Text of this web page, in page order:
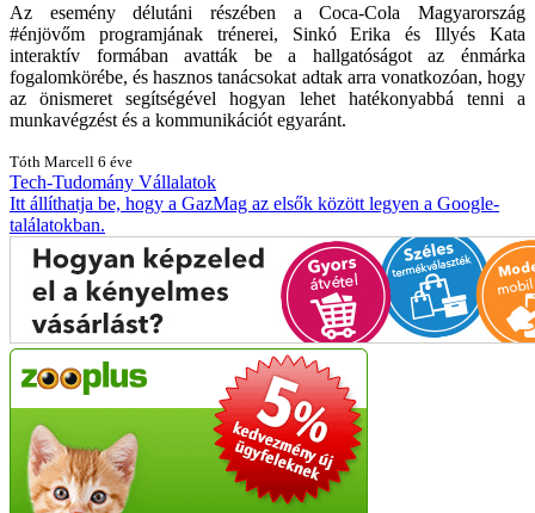
Az esemény délutáni részében a Coca-Cola Magyarország
#énjövőm programjának trénerei, Sinkó Erika és Illyés Kata
interaktív formában avatták be a hallgatóságot az énmárka
fogalomkörébe, és hasznos tanácsokat adtak arra vonatkozóan, hogy
az önismeret segítségével hogyan lehet hatékonyabbá tenni a
munkavégzést és a kommunikációt egyaránt.
Tóth Marcell 6 éve
Tech-Tudomány Vállalatok
Itt állíthatja be, hogy a GazMag az elsők között legyen a Google-
találatokban.